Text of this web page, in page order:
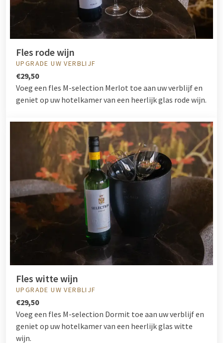
Fles rode wijn
UPGRADE UW VERBLIJF
€29,50
Voeg een fles M-selection Merlot toe aan uw verblijf en
geniet op uw hotelkamer van een heerlijk glas rode wijn.
Fles witte wijn
UPGRADE UW VERBLIJF
€29,50
Voeg een fles M-selection Dormit toe aan uw verblijf en
geniet op uw hotelkamer van een heerlijk glas witte
wijn.